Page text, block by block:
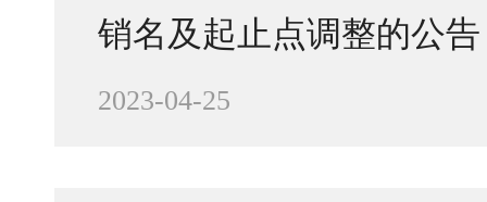
销名及起止点调整的公告
2023-04-25